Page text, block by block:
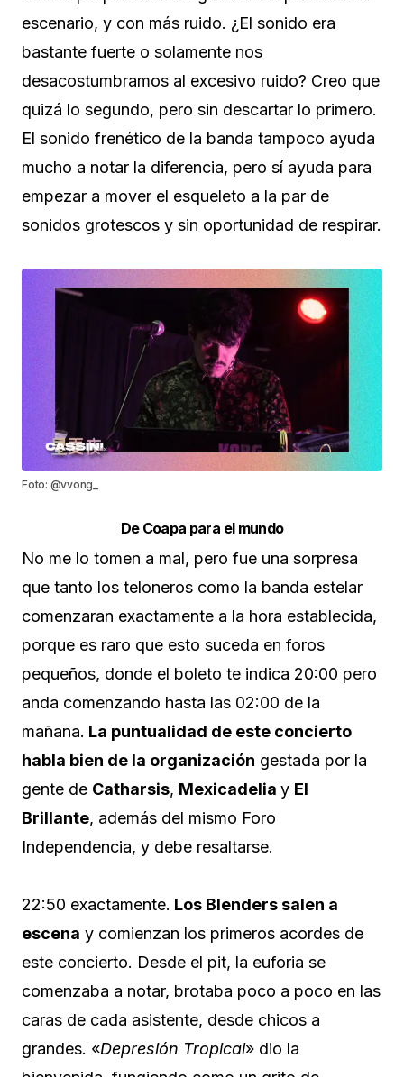
escenario, y con más ruido. ¿El sonido era
bastante fuerte o solamente nos
desacostumbramos al excesivo ruido? Creo que
quizá lo segundo, pero sin descartar lo primero.
El sonido frenético de la banda tampoco ayuda
mucho a notar la diferencia, pero sí ayuda para
empezar a mover el esqueleto a la par de
sonidos grotescos y sin oportunidad de respirar.
Foto: @vvong_
De Coapa para el mundo
No me lo tomen a mal, pero fue una sorpresa
que tanto los teloneros como la banda estelar
comenzaran exactamente a la hora establecida,
porque es raro que esto suceda en foros
pequeños, donde el boleto te indica 20:00 pero
anda comenzando hasta las 02:00 de la
mañana. La puntualidad de este concierto
habla bien de la organización gestada por la
gente de Catharsis, Mexicadelia y El
Brillante, además del mismo Foro
Independencia, y debe resaltarse.
22:50 exactamente. Los Blenders salen a
escena y comienzan los primeros acordes de
este concierto. Desde el pit, la euforia se
comenzaba a notar, brotaba poco a poco en las
caras de cada asistente, desde chicos a
grandes. «Depresión Tropical» dio la